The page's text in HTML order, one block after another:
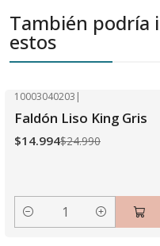
También podría
estos
10003040203 |
Faldón Liso King Gris
$14.994$24.990
Cantidad